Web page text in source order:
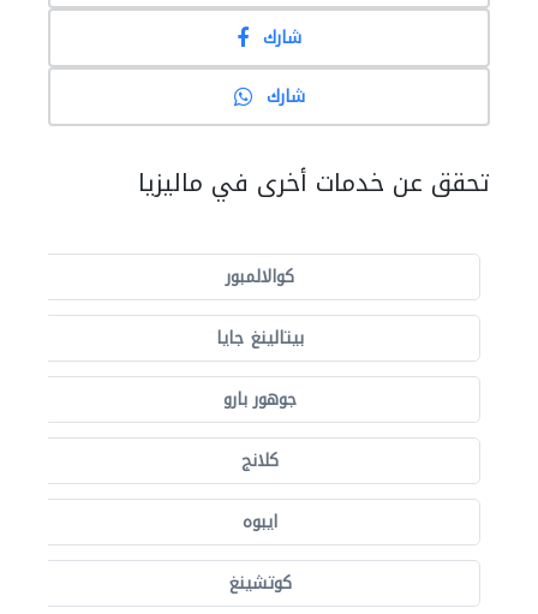
شارك
شارك
تحقق عن خدمات أخرى في ماليزيا
كوالالمبور
بيتالينغ جايا
جوهور بارو
كلانج
ايبوه
كوتشينغ